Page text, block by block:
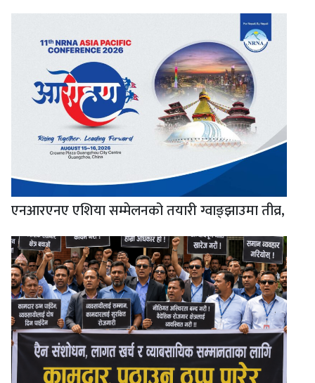
एनआरएनए एशिया सम्मेलनको तयारी ग्वाङ्झाउमा तीव्र,